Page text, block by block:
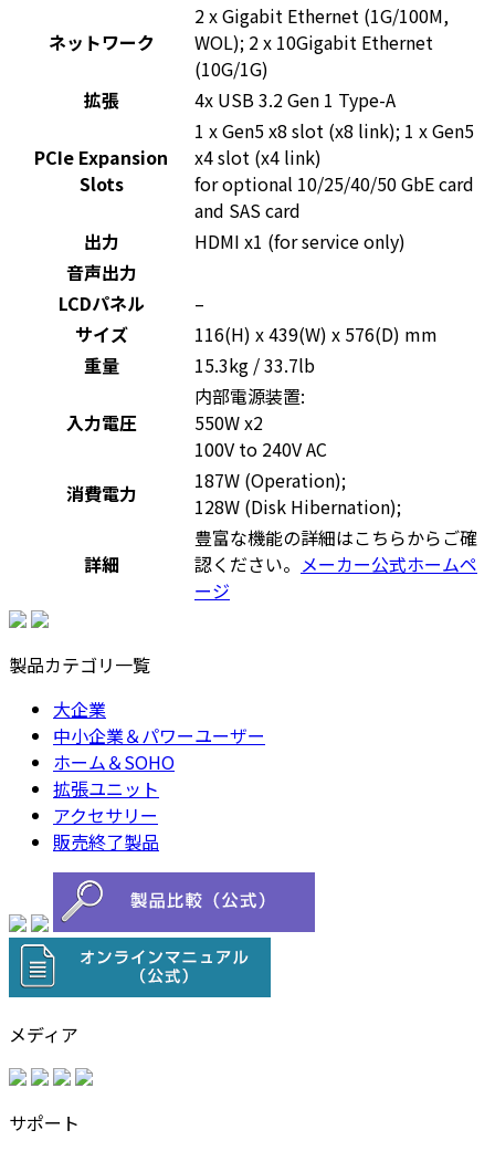
ネットワーク
2 x Gigabit Ethernet (1G/100M,
WOL); 2 x 10Gigabit Ethernet
(10G/1G)
拡張
4x USB 3.2 Gen 1 Type-A
PCIe Expansion
Slots
1 x Gen5 x8 slot (x8 link); 1 x Gen5
x4 slot (x4 link)
for optional 10/25/40/50 GbE card
and SAS card
出力
HDMI x1 (for service only)
音声出力
LCDパネル
–
サイズ
116(H) x 439(W) x 576(D) mm
重量
15.3kg / 33.7lb
入力電圧
内部電源装置:
550W x2
100V to 240V AC
消費電力
187W (Operation);
128W (Disk Hibernation);
詳細
豊富な機能の詳細はこちらからご確
認ください。 メーカー公式ホームペ
ージ
製品カテゴリ一覧
大企業
中小企業＆パワーユーザー
ホーム＆SOHO
拡張ユニット
アクセサリー
販売終了製品
メディア
サポート